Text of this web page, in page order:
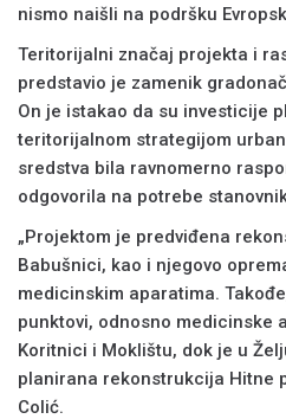
nismo naišli na podršku
Teritorijalni značaj projekta i
predstavio je zamenik
On je istakao da su investicije
teritorijalnom strategijom
sredstva bila ravnomerno
odgovorila na potrebe
„Projektom je predviđena
Babušnici, kao i njegovo
medicinskim aparatima.
punktovi, odnosno medicinske
Koritnici i Moklištu, dok je u
planirana rekonstrukcija Hitne
Colić.